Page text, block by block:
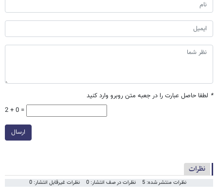
* لطفا حاصل عبارت را در جعبه متن روبرو وارد کنید
2 + 0 =
ارسال
نظرات
نظرات منتشر شده: 5 نظرات در صف انتشار: 0 نظرات غیرقابل انتشار: 0